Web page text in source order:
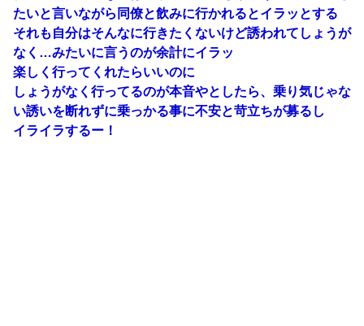
たいと言いながら同僚と飲みに行かれるとイラッとする
それも自分はそんなに行きたくないけど誘われてしょうが
なく…みたいに言うのが余計にイラッ
楽しく行ってくれたらいいのに
しょうがなく行ってるのが本音やとしたら、乗り気じゃな
い誘いを断れずに乗っかる事に不安と苛立ちが募るし
イライラするー！